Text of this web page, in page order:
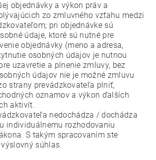
objednávky a výkon práv a
zo zmluvného vzťahu medzi
pri objednávke sú
údaje, ktoré sú nutné pre
objednávky (meno a adresa,
osobných údajov je nutnou
uzavretie a plnenie zmluvy, bez
údajov nie je možné zmluvu
strany prevádzkovateľa plniť,
oznamov a výkon ďalších
aktivít.
nedochádza / dochádza
individuálnemu rozhodovaniu
S takým spracovaním ste
súhlas.